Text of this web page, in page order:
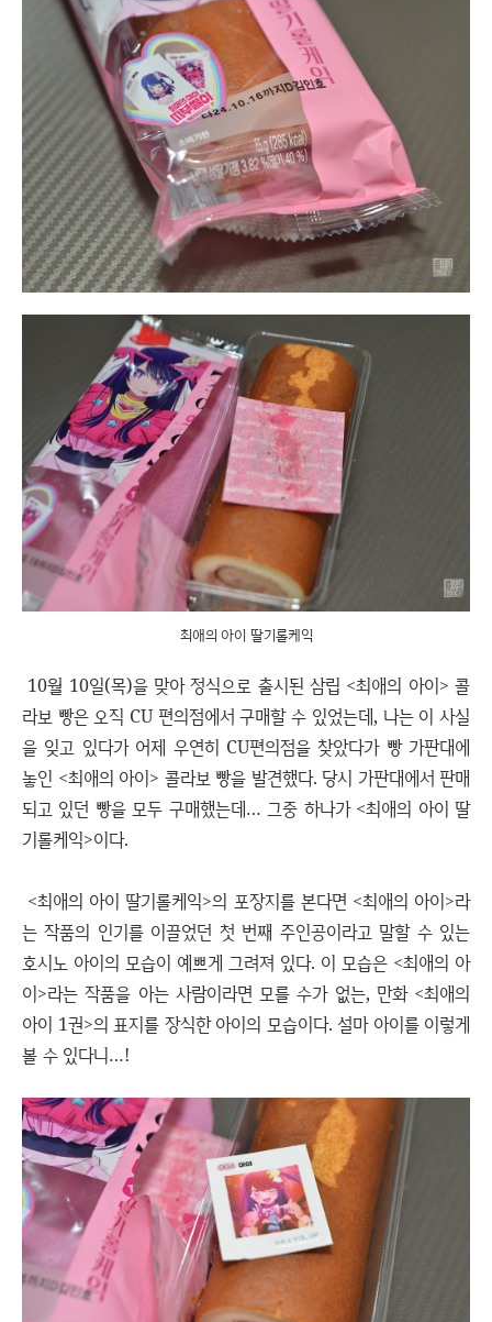
최애의 아이 딸기롤케익
10월 10일(목)을 맞아 정식으로 출시된 삼립 <최애의 아이> 콜
라보 빵은 오직 CU 편의점에서 구매할 수 있었는데, 나는 이 사실
을 잊고 있다가 어제 우연히 CU편의점을 찾았다가 빵 가판대에
놓인 <최애의 아이> 콜라보 빵을 발견했다. 당시 가판대에서 판매
되고 있던 빵을 모두 구매했는데… 그중 하나가 <최애의 아이 딸
기롤케익>이다.
<최애의 아이 딸기롤케익>의 포장지를 본다면 <최애의 아이>라
는 작품의 인기를 이끌었던 첫 번째 주인공이라고 말할 수 있는
호시노 아이의 모습이 예쁘게 그려져 있다. 이 모습은 <최애의 아
이>라는 작품을 아는 사람이라면 모를 수가 없는, 만화 <최애의
아이 1권>의 표지를 장식한 아이의 모습이다. 설마 아이를 이렇게
볼 수 있다니…!